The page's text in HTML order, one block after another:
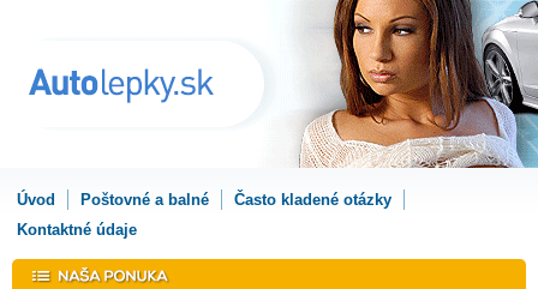
Úvod Poštovné a balné
Často kladené otázky
Kontaktné údaje